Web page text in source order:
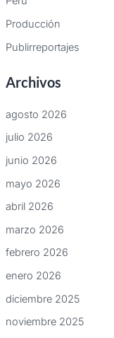
Producción
Publirreportajes
Archivos
agosto 2026
julio 2026
junio 2026
mayo 2026
abril 2026
marzo 2026
febrero 2026
enero 2026
diciembre 2025
noviembre 2025